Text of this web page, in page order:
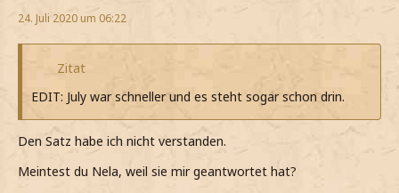
24. Juli 2020 um 06:22
Zitat
EDIT: July war schneller und es steht sogar schon drin.
Den Satz habe ich nicht verstanden.
Meintest du Nela, weil sie mir geantwortet hat?